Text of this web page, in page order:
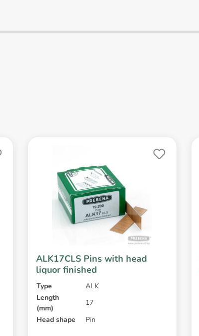
ALK17CLS Pins with head
liquor finished
Type
ALK
Length
(mm)
17
Head shape
Pin